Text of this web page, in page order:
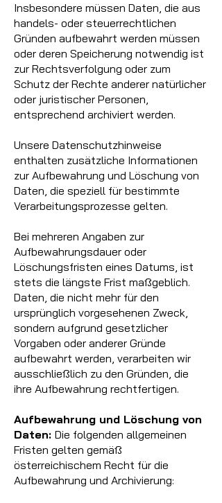
Insbesondere müssen Daten, die aus
handels- oder steuerrechtlichen
Gründen aufbewahrt werden müssen
oder deren Speicherung notwendig ist
zur Rechtsverfolgung oder zum
Schutz der Rechte anderer natürlicher
oder juristischer Personen,
entsprechend archiviert werden.
Unsere Datenschutzhinweise
enthalten zusätzliche Informationen
zur Aufbewahrung und Löschung von
Daten, die speziell für bestimmte
Verarbeitungsprozesse gelten.
Bei mehreren Angaben zur
Aufbewahrungsdauer oder
Löschungsfristen eines Datums, ist
stets die längste Frist maßgeblich.
Daten, die nicht mehr für den
ursprünglich vorgesehenen Zweck,
sondern aufgrund gesetzlicher
Vorgaben oder anderer Gründe
aufbewahrt werden, verarbeiten wir
ausschließlich zu den Gründen, die
ihre Aufbewahrung rechtfertigen.
Aufbewahrung und Löschung von
Daten: Die folgenden allgemeinen
Fristen gelten gemäß
österreichischem Recht für die
Aufbewahrung und Archivierung: